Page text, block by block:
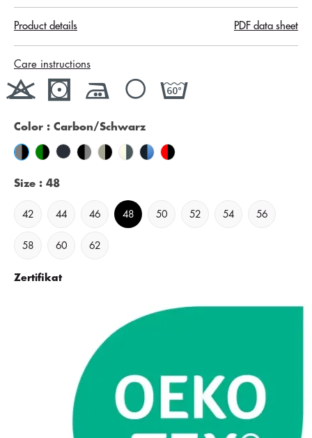
Product details PDF data sheet
Care instructions
Color : Carbon/Schwarz
Size : 48
42 44 46 48 50 52 54 56
58 60 62
Zertifikat